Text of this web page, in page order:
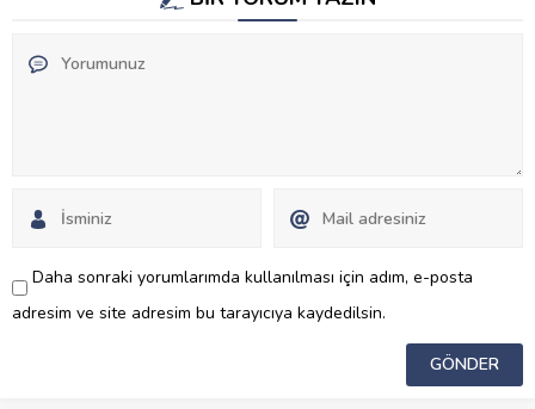
Daha sonraki yorumlarımda kullanılması için adım, e-posta
adresim ve site adresim bu tarayıcıya kaydedilsin.